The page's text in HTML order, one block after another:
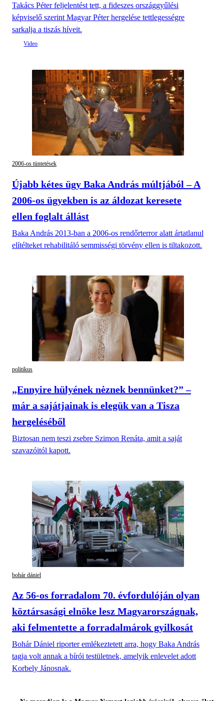
Takács Péter feljelentést tett, a fideszes országgyűlési
képviselő szerint Magyar Péter hergelése tettlegességre
sarkalja a tiszás híveit.
2006-os tüntetések
Újabb kétes ügy Baka András múltjából – A
2006-os ügyekben is az áldozat keresete
ellen foglalt állást
Baka András 2013-ban a 2006-os rendőrterror alatt ártatlanul
elítélteket rehabilitáló semmisségi törvény ellen is tiltakozott.
politikus
„Ennyire hülyének nėznek bennünket?” –
már a sajátjainak is elegük van a Tisza
hergeléséből
Biztosan nem teszi zsebre Szimon Renáta, amit a saját
szavazóitól kapott.
bohár dániel
Az 56-os forradalom 70. évfordulóján olyan
köztársasági elnöke lesz Magyarországnak,
aki felmentette a forradalmárok gyilkosát
Bohár Dániel riporter emlékeztetett arra, hogy Baka András
tagja volt annak a bírói testületnek, amelyik enlevelet adott
Korbely Jánosnak.